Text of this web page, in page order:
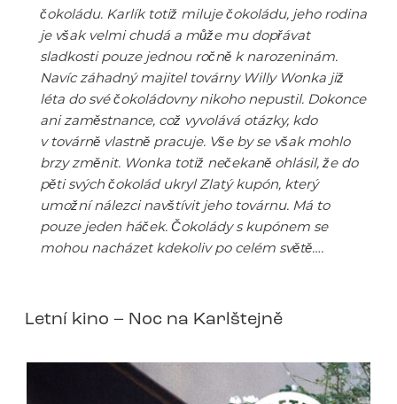
čokoládu. Karlík totiž miluje čokoládu, jeho rodina
je však velmi chudá a může mu dopřávat
sladkosti pouze jednou ročně k narozeninám.
Navíc záhadný majitel továrny Willy Wonka již
léta do své čokoládovny nikoho nepustil. Dokonce
ani zaměstnance, což vyvolává otázky, kdo
v továrně vlastně pracuje. Vše by se však mohlo
brzy změnit. Wonka totiž nečekaně ohlásil, že do
pěti svých čokolád ukryl Zlatý kupón, který
umožní nálezci navštívit jeho továrnu. Má to
pouze jeden háček. Čokolády s kupónem se
mohou nacházet kdekoliv po celém světě….
Letní kino – Noc na Karlštejně